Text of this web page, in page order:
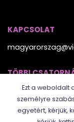
KAPCSOLAT
TÖBBI
Ezt a weboldalt
személyre
egyetért, kérjük,